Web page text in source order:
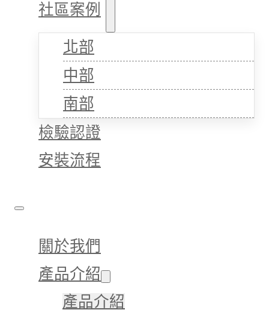
社區案例
北部
中部
南部
檢驗認證
安裝流程
關於我們
產品介紹
產品介紹